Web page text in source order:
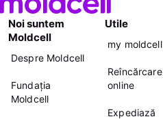
Noi suntem
Moldcell
Despre Moldcell
Fundația
Moldcell
Utile
my moldcell
Reîncărcare
online
Expediază